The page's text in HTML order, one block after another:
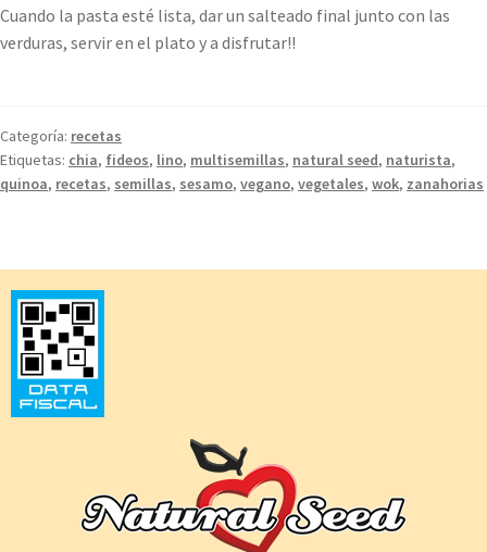
Cuando la pasta esté lista, dar un salteado final junto con las
verduras, servir en el plato y a disfrutar!!
Categoría: recetas
Etiquetas: chia, fideos, lino, multisemillas, natural seed, naturista,
quinoa, recetas, semillas, sesamo, vegano, vegetales, wok, zanahorias